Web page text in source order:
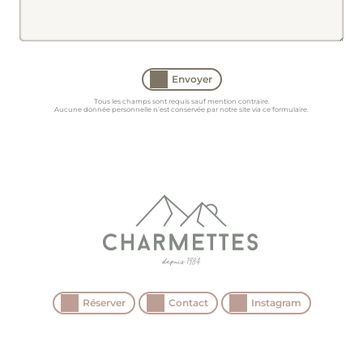
Envoyer
Tous les champs sont requis sauf mention contraire.
Aucune donnée personnelle n’est conservée par notre site via ce formulaire.
Réserver Contact Instagram